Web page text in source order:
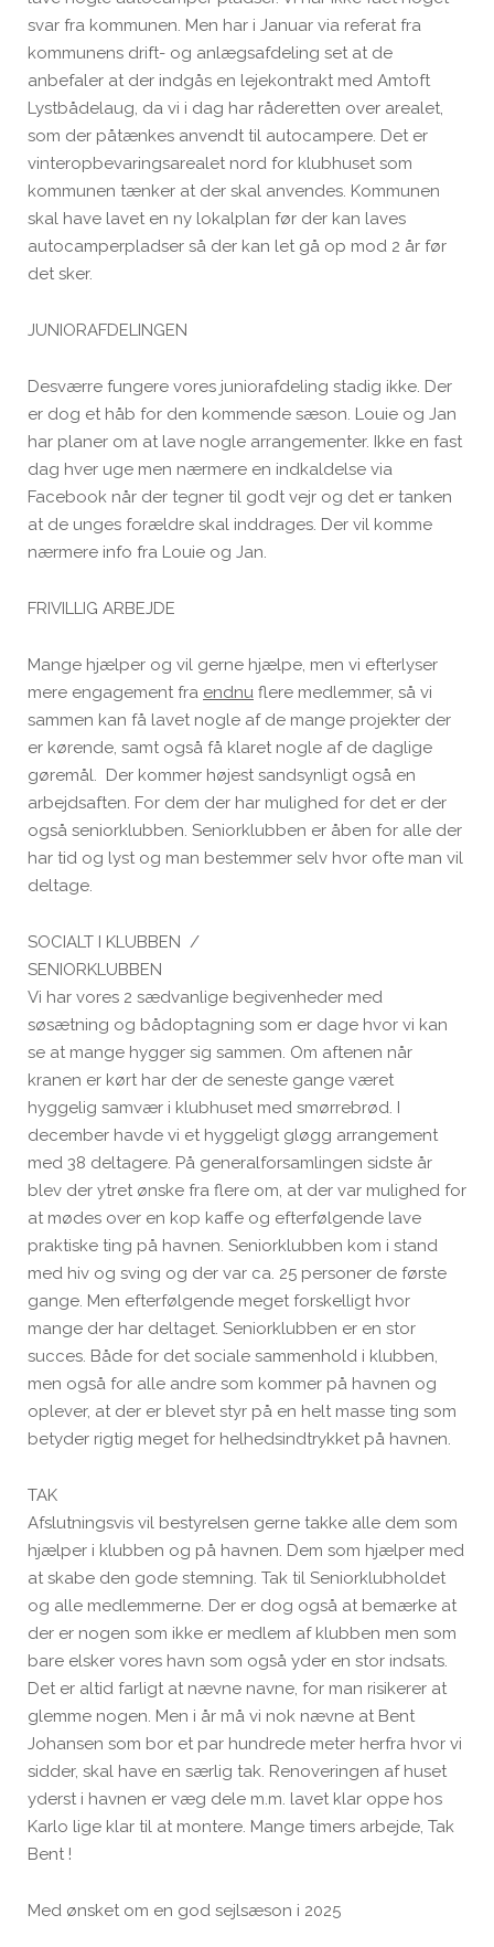
svar fra kommunen. Men har i Januar via referat fra
kommunens drift- og anlægsafdeling set at de
anbefaler at der indgås en lejekontrakt med Amtoft
Lystbådelaug, da vi i dag har råderetten over arealet,
som der påtænkes anvendt til autocampere. Det er
vinteropbevaringsarealet nord for klubhuset som
kommunen tænker at der skal anvendes. Kommunen
skal have lavet en ny lokalplan før der kan laves
autocamperpladser så der kan let gå op mod 2 år før
det sker.
JUNIORAFDELINGEN
Desværre fungere vores juniorafdeling stadig ikke. Der
er dog et håb for den kommende sæson. Louie og Jan
har planer om at lave nogle arrangementer. Ikke en fast
dag hver uge men nærmere en indkaldelse via
Facebook når der tegner til godt vejr og det er tanken
at de unges forældre skal inddrages. Der vil komme
nærmere info fra Louie og Jan.
FRIVILLIG ARBEJDE
Mange hjælper og vil gerne hjælpe, men vi efterlyser
mere engagement fra endnu flere medlemmer, så vi
sammen kan få lavet nogle af de mange projekter der
er kørende, samt også få klaret nogle af de daglige
gøremål. Der kommer højest sandsynligt også en
arbejdsaften. For dem der har mulighed for det er der
også seniorklubben. Seniorklubben er åben for alle der
har tid og lyst og man bestemmer selv hvor ofte man vil
deltage.
SOCIALT I KLUBBEN /
Vi har vores 2 sædvanlige begivenheder med
søsætning og bådoptagning som er dage hvor vi kan
se at mange hygger sig sammen. Om aftenen når
kranen er kørt har der de seneste gange været
hyggelig samvær i klubhuset med smørrebrød. I
december havde vi et hyggeligt gløgg arrangement
med 38 deltagere. På generalforsamlingen sidste år
blev der ytret ønske fra flere om, at der var mulighed for
at mødes over en kop kaffe og efterfølgende lave
praktiske ting på havnen. Seniorklubben kom i stand
med hiv og sving og der var ca. 25 personer de første
gange. Men efterfølgende meget forskelligt hvor
mange der har deltaget. Seniorklubben er en stor
succes. Både for det sociale sammenhold i klubben,
men også for alle andre som kommer på havnen og
oplever, at der er blevet styr på en helt masse ting som
betyder rigtig meget for helhedsindtrykket på havnen.
Afslutningsvis vil bestyrelsen gerne takke alle dem som
hjælper i klubben og på havnen. Dem som hjælper med
at skabe den gode stemning. Tak til Seniorklubholdet
og alle medlemmerne. Der er dog også at bemærke at
der er nogen som ikke er medlem af klubben men som
bare elsker vores havn som også yder en stor indsats.
Det er altid farligt at nævne navne, for man risikerer at
glemme nogen. Men i år må vi nok nævne at Bent
Johansen som bor et par hundrede meter herfra hvor vi
sidder, skal have en særlig tak. Renoveringen af huset
yderst i havnen er væg dele m.m. lavet klar oppe hos
Karlo lige klar til at montere. Mange timers arbejde, Tak
Bent !
Med ønsket om en god sejlsæson i 2025